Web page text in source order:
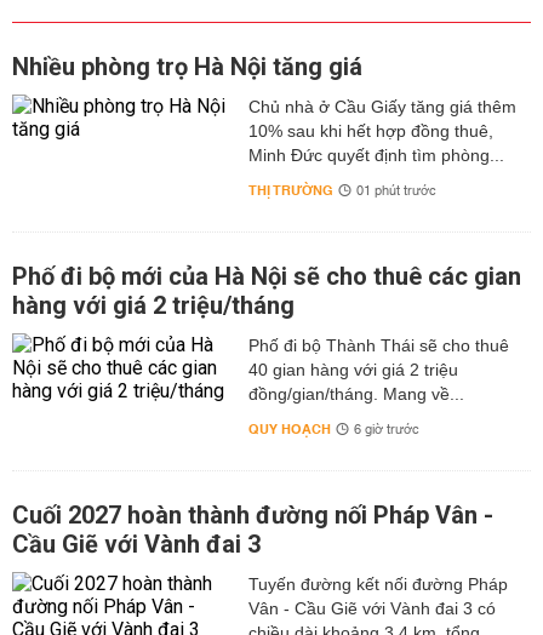
Nhiều phòng trọ Hà Nội tăng giá
Chủ nhà ở Cầu Giấy tăng giá thêm
10% sau khi hết hợp đồng thuê,
Minh Đức quyết định tìm phòng...
THỊ TRƯỜNG 01 phút trước
Phố đi bộ mới của Hà Nội sẽ cho thuê các gian
hàng với giá 2 triệu/tháng
Phố đi bộ Thành Thái sẽ cho thuê
40 gian hàng với giá 2 triệu
đồng/gian/tháng. Mang về...
QUY HOẠCH 6 giờ trước
Cuối 2027 hoàn thành đường nối Pháp Vân -
Cầu Giẽ với Vành đai 3
Tuyến đường kết nối đường Pháp
Vân - Cầu Giẽ với Vành đai 3 có